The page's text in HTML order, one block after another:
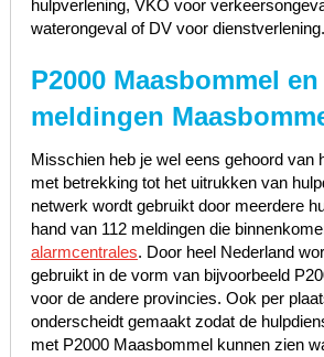
hulpverlening, VKO voor
waterongeval of DV voor dienstverlening.
P2000 Maasbommel en
meldingen
Misschien heb je wel eens gehoord van
met betrekking tot het uitrukken van
netwerk wordt gebruikt door meerdere
hand van 112 meldingen die
alarmcentrales. Door heel Nederland
gebruikt in de vorm van bijvoorbeeld
voor de andere provincies. Ook per
onderscheidt gemaakt zodat de
met P2000 Maasbommel kunnen zien